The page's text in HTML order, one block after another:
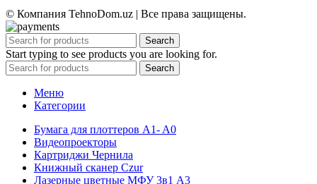
© Компания TehnoDom.uz | Все права защищены.
Search
Start typing to see products you are looking for.
Search
Меню
Категории
Бумага для плоттеров A1- A0
Видеопроекторы
Картриджи Чернила
Книжный сканер Czur
Лазерные цветные МФУ 3в1 А3